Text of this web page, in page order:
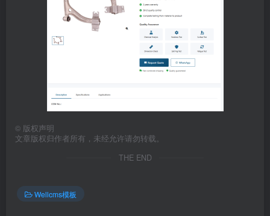
© 版权声明
文章版权归作者所有，未经允许请勿转载。
THE END
Wellcms模板